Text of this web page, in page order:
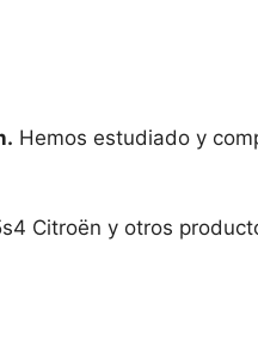
Hemos estudiado y
Citroën y otros